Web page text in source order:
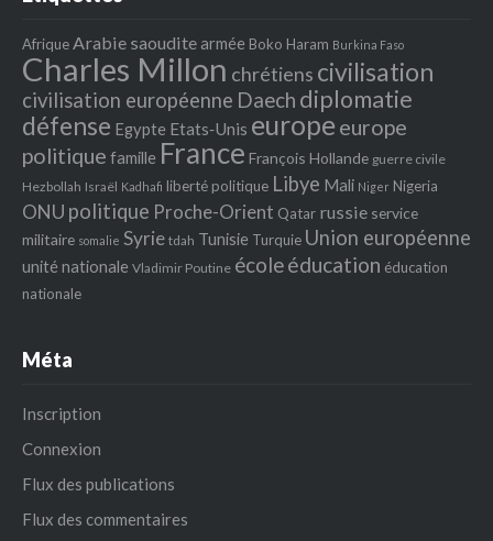
AfriqueArabie saoudite armée Boko Haram Burkina Faso
Charles Millon chrétiens civilisation
civilisation européenne Daech diplomatie
défense Egypte Etats‐Unis europeeurope
politique famille France François Hollande guerre civile
Hezbollah Israël Kadhafi liberté politique Libye Mali Niger Nigeria
ONU politique Proche-Orient Qatar russie service
militaire somalie Syrie tdah Tunisie Turquie Union européenne
unité nationale Vladimir Poutine écoleéducation éducation
nationale
Méta
Inscription
Connexion
Flux des publications
Flux des commentaires